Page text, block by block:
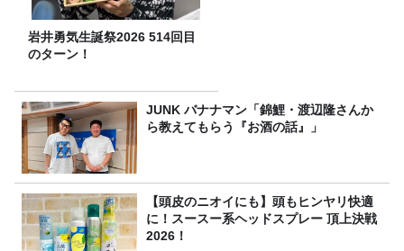
岩井勇気生誕祭2026 514回目
のターン！
JUNK バナナマン「錦鯉・渡辺隆さんか
ら教えてもらう『お酒の話』」
【頭皮のニオイにも】頭もヒンヤリ快適
に！スースー系ヘッドスプレー 頂上決戦
2026！